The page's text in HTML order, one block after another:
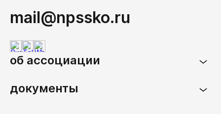
mail@npssko.ru
об ассоциации
документы